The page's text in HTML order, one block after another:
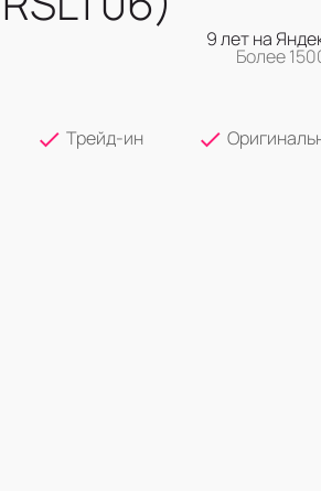
9 лет на
Более
Трейд-ин